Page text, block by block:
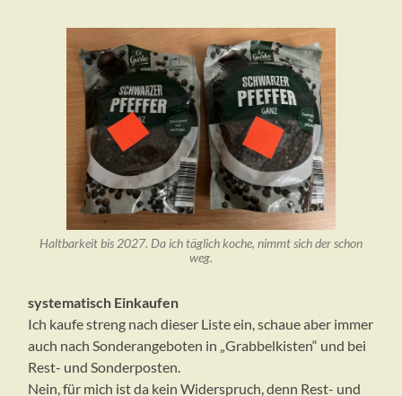
Haltbarkeit bis 2027. Da ich täglich koche, nimmt sich der schon
weg.
systematisch Einkaufen
Ich kaufe streng nach dieser Liste ein, schaue aber immer
auch nach Sonderangeboten in „Grabbelkisten“ und bei
Rest- und Sonderposten.
Nein, für mich ist da kein Widerspruch, denn Rest- und